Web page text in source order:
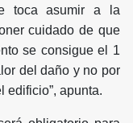
toca asumir a la
cuidado de que
se consigue el 1
del daño y no por
edificio”, apunta.